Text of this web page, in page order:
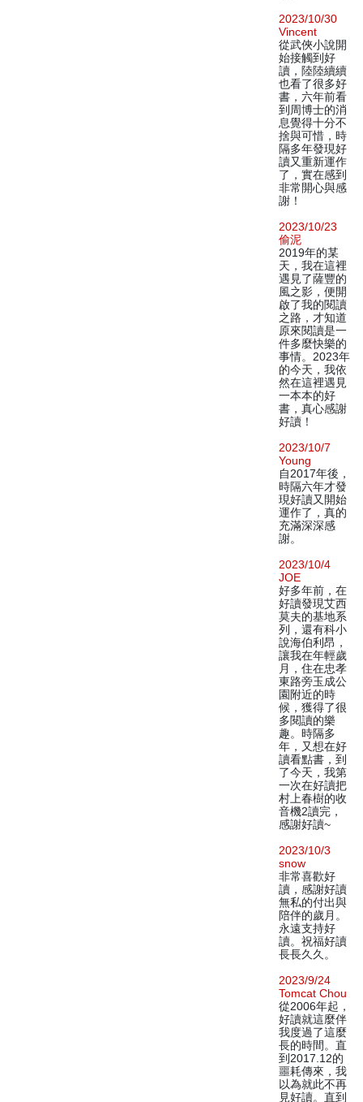
2023/10/30
Vincent
從武俠小說開
始接觸到好
讀，陸陸續續
也看了很多好
書，六年前看
到周博士的消
息覺得十分不
捨與可惜，時
隔多年發現好
讀又重新運作
了，實在感到
非常開心與感
謝！
2023/10/23
偷泥
2019年的某
天，我在這裡
遇見了薩豐的
風之影，便開
啟了我的閱讀
之路，才知道
原來閱讀是一
件多麼快樂的
事情。2023年
的今天，我依
然在這裡遇見
一本本的好
書，真心感謝
好讀！
2023/10/7
Young
自2017年後，
時隔六年才發
現好讀又開始
運作了，真的
充滿深深感
謝。
2023/10/4
JOE
好多年前，在
好讀發現艾西
莫夫的基地系
列，還有科小
說海伯利昂，
讓我在年輕歲
月，住在忠孝
東路旁玉成公
園附近的時
候，獲得了很
多閱讀的樂
趣。時隔多
年，又想在好
讀看點書，到
了今天，我第
一次在好讀把
村上春樹的收
音機2讀完，
感謝好讀~
2023/10/3
snow
非常喜歡好
讀，感謝好讀
無私的付出與
陪伴的歲月。
永遠支持好
讀。祝福好讀
長長久久。
2023/9/24
Tomcat Chou
從2006年起，
好讀就這麼伴
我度過了這麼
長的時間。直
到2017.12的
噩耗傳來，我
以為就此不再
見好讀。直到